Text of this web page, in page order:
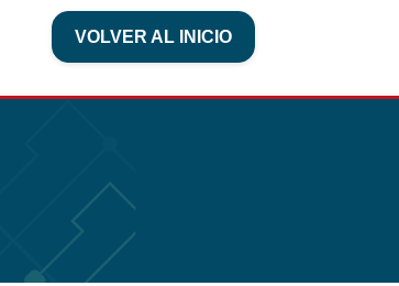
VOLVER AL INICIO